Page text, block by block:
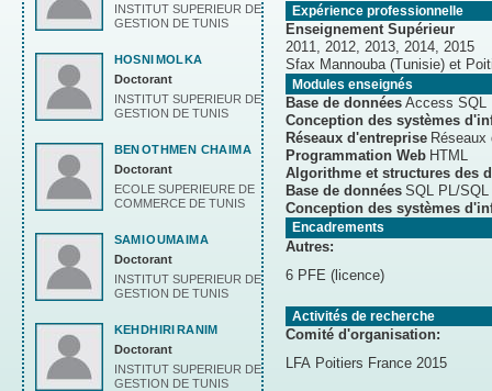
Expérience professionnelle
Enseignement Supérieur
2011, 2012, 2013, 2014, 2015
Sfax Mannouba (Tunisie) et
Modules enseignés
Base de données Access SQL
Conception des systèmes
Réseaux d'entreprise Réseaux
Programmation Web HTML
Algorithme et structures des
Base de données SQL PL/SQL
Conception des systèmes
Encadrements
Autres:
6 PFE (licence)
Activités de recherche
Comité d'organisation:
LFA Poitiers France 2015
INSTITUT SUPERIEUR DE
GESTION DE TUNIS
HOSNIMOLKA
Doctorant
INSTITUT SUPERIEUR DE
GESTION DE TUNIS
BENOTHMEN CHAIMA
Doctorant
ECOLE SUPERIEURE DE
COMMERCE DE TUNIS
SAMIOUMAIMA
Doctorant
INSTITUT SUPERIEUR DE
GESTION DE TUNIS
KEHDHIRIRANIM
Doctorant
INSTITUT SUPERIEUR DE
GESTION DE TUNIS